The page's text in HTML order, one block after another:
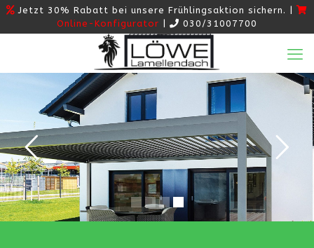
Jetzt 30% Rabatt bei unsere Frühlingsaktion sichern. |
Online-Konfigurator
030/31007700